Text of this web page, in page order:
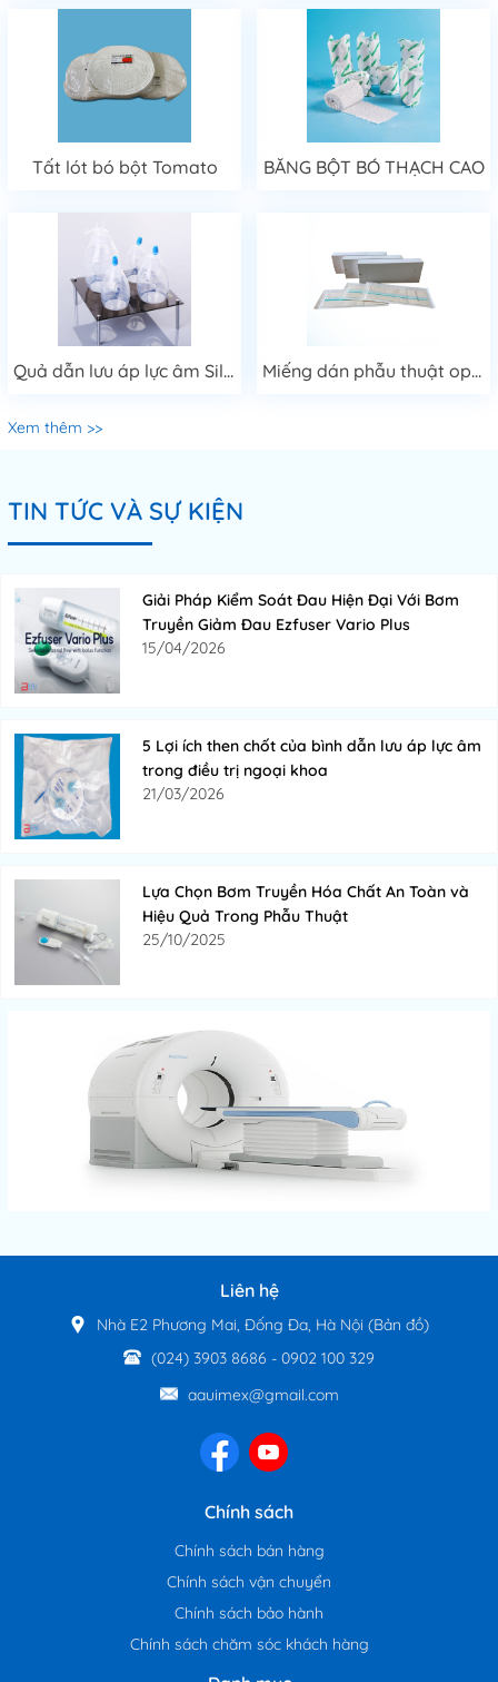
Tất lót bó bột Tomato BĂNG BỘT BÓ THẠCH CAO
Quả dẫn lưu áp lực âm Silicon Miếng dán phẫu thuật opsite
Xem thêm >>
TIN TỨC VÀ SỰ KIỆN
Giải Pháp Kiểm Soát Đau Hiện Đại Với Bơm
Truyền Giảm Đau Ezfuser Vario Plus
15/04/2026
5 Lợi ích then chốt của bình dẫn lưu áp lực âm
trong điều trị ngoại khoa
21/03/2026
Lựa Chọn Bơm Truyền Hóa Chất An Toàn và
Hiệu Quả Trong Phẫu Thuật
25/10/2025
Liên hệ
Nhà E2 Phương Mai, Đống Đa, Hà Nội (Bản đồ)
(024) 3903 8686 - 0902 100 329
aauimex@gmail.com
Chính sách
Chính sách bán hàng
Chính sách vận chuyển
Chính sách bảo hành
Chính sách chăm sóc khách hàng